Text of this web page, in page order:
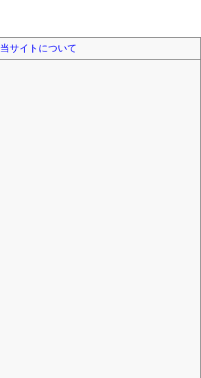
当サイトについて